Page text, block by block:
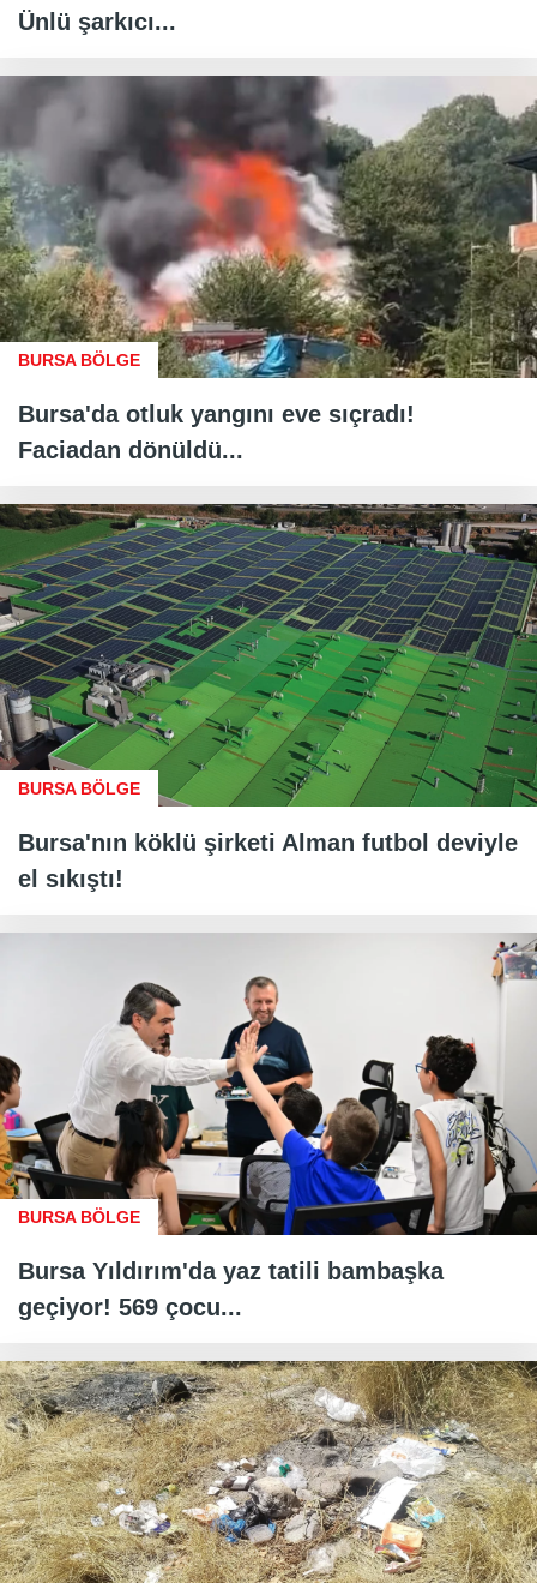
Ünlü şarkıcı...
BURSA BÖLGE
Bursa'da otluk yangını eve sıçradı!
Faciadan dönüldü...
BURSA BÖLGE
Bursa'nın köklü şirketi Alman futbol deviyle
el sıkıştı!
BURSA BÖLGE
Bursa Yıldırım'da yaz tatili bambaşka
geçiyor! 569 çocu...